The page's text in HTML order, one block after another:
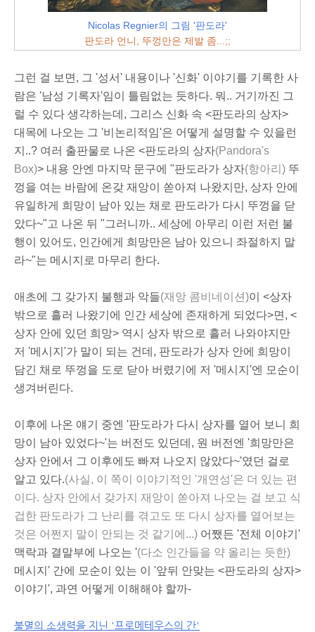
Nicolas Regnier의 그림 '판도라'
판도라 언니, 뚜껑만은 제발 좀...;;
그런 걸 보면, 그 '성서' 내용이나 '신화' 이야기를 기록한 사
람은 '남성 기록자'임이 틀림없는 듯하다. 뭐.. 거기까진 그
럴 수 있다 생각하는데, 그리스 신화 속 <판도라의 상자>
대목에 나오는 그 '비논리적임'은 어떻게 설명할 수 있을런
지..? 여러 출판물로 나온 <판도라의 상자(Pandora's
Box)> 내용 안엔 마지막 문구에 "판도라가 상자(항아리) 뚜
껑을 여는 바람에 온갖 재앙이 쏟아져 나왔지만, 상자 안에
유일하게 희망이 남아 있는 채로 판도라가 다시 뚜껑을 닫
았다~"고 나온 뒤 "그러니까.. 세상에 아무리 이런 저런 불
행이 있어도, 인간에게 희망만은 남아 있으니 좌절하지 말
라~"는 메시지로 마무리 한다.
애초에 그 갖가지 불행과 악들(재앙 콤비네이션)이 <상자
밖으로 흘러 나왔기에 인간 세상에 존재하게 되었다>면, <
상자 안에 있던 희망> 역시 상자 밖으로 흘러 나와야지만
저 '메시지'가 말이 되는 건데, 판도라가 상자 안에 희망이
담긴 채로 뚜껑을 도로 닫아 버렸기에 저 '메시지'엔 모순이
생겨버린다.
이후에 나온 얘기 중엔 '판도라가 다시 상자를 열어 보니 희
망이 남아 있었다~'는 버전도 있던데, 원 버전엔 '희망만은
상자 안에서 그 이후에도 빠져 나오지 않았다~'였던 걸로
알고 있다.(사실, 이 쪽이 이야기적인 '개연성'은 더 있는 편
이다. 상자 안에서 갖가지 재앙이 쏟아져 나오는 걸 보고 식
겁한 판도라가 그 난리를 겪고도 또 다시 상자를 열어보는
것은 어쩐지 말이 안되는 것 같기에...) 어쨌든 '전체 이야기'
맥락과 결말부에 나오는 '(다소 인간들을 약 올리는 듯한)
메시지' 간에 모순이 있는 이 '앞뒤 안맞는 <판도라의 상자>
이야기', 과연 어떻게 이해해야 할까-
불멸의 소생력을 지닌 '프로메테우스의 간'